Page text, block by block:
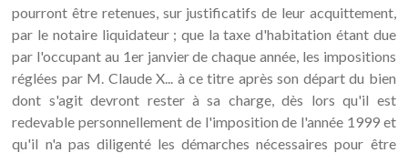
pourront être retenues, sur justificatifs de leur acquittement,
par le notaire liquidateur ; que la taxe d'habitation étant due
par l'occupant au 1er janvier de chaque année, les impositions
réglées par M. Claude X... à ce titre après son départ du bien
dont s'agit devront rester à sa charge, dès lors qu'il est
redevable personnellement de l'imposition de l'année 1999 et
qu'il n'a pas diligenté les démarches nécessaires pour être